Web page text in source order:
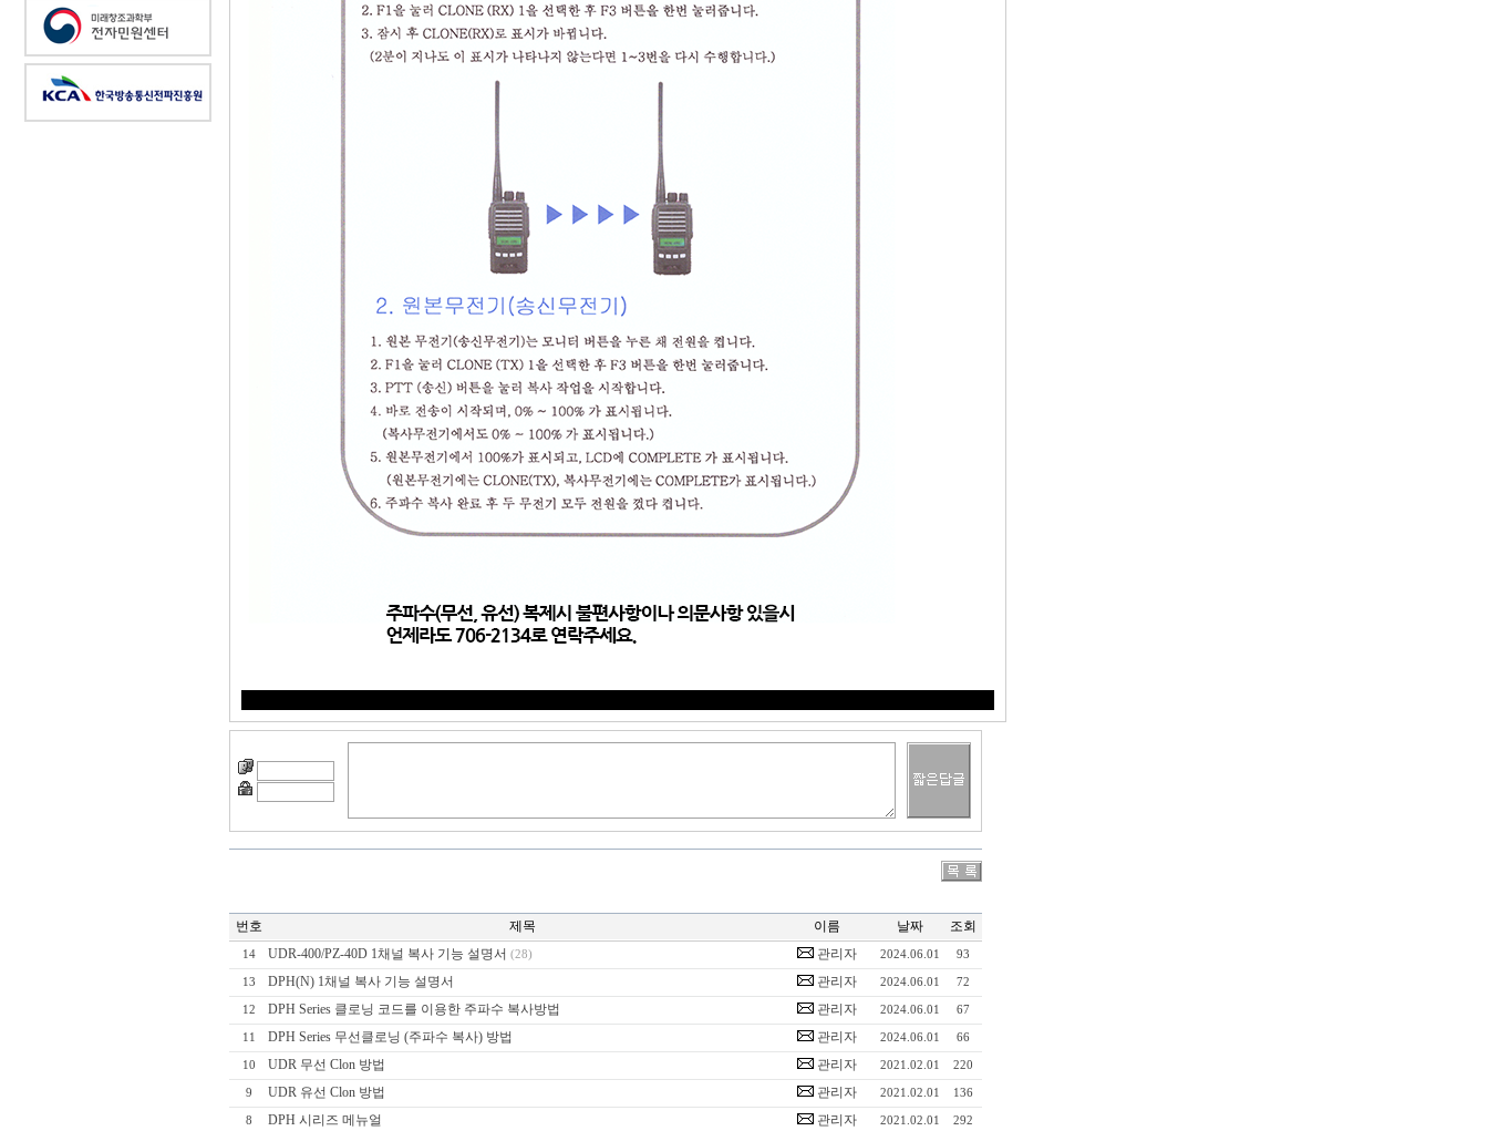
번호 제목 이름 날짜 조회
14 UDR-400/PZ-40D 1채널 복사 기능 설명서 (28) 관리자 2024.06.01 93
13 DPH(N) 1채널 복사 기능 설명서 관리자 2024.06.01 72
12 DPH Series 클로닝 코드를 이용한 주파수 복사방법 관리자 2024.06.01 67
11 DPH Series 무선클로닝 (주파수 복사) 방법 관리자 2024.06.01 66
10 UDR 무선 Clon 방법 관리자 2021.02.01 220
9 UDR 유선 Clon 방법 관리자 2021.02.01 136
8 DPH 시리즈 메뉴얼 관리자 2021.02.01 292